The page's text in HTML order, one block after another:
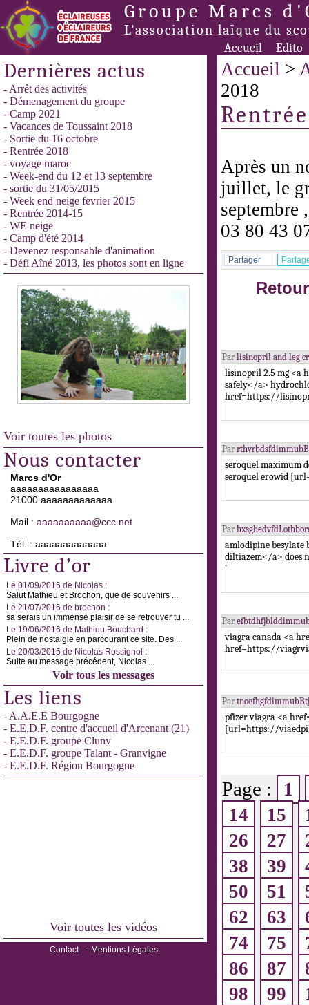
Groupe Marcs
L’association laïque du
Accueil Edito
Dernières actus
- Arrêt des activités
- Démenagement du groupe
- Camp 2021
- Vacances de Toussaint 2018
- Sortie du 16 octobre
- Rentrée 2018
- voyage maroc
- Week-end du 12 et 13 septembre
- sortie du 31/05/2015
- Week end neige fevrier 2015
- Rentrée 2014-15
- WE neige
- Camp d'été 2014
- Devenez responsable d'animation
- Défi Aîné 2013, les photos sont en ligne
Voir toutes les photos
Nous contacter
Marcs d'Or
aaaaaaaaaaaaaaaa
21000 aaaaaaaaaaaaa
Mail : aaaaaaaaaa@ccc.net
Tél. : aaaaaaaaaaaaa
Livre d’or
Le 01/09/2016 de Nicolas :
Salut Mathieu et Brochon, que de souvenirs ...
Le 21/07/2016 de brochon :
sa serais un immense plaisir de se retrouver tu ...
Le 19/06/2016 de Mathieu Bouchard :
Plein de nostalgie en parcourant ce site. Des ...
Le 20/03/2015 de Nicolas Rossignol :
Suite au message précédent, Nicolas ...
Voir tous les messages
Les liens
- A.A.E.E Bourgogne
- E.E.D.F. centre d'accueil d'Arcenant (21)
- E.E.D.F. groupe Cluny
- E.E.D.F. groupe Talant - Granvigne
- E.E.D.F. Région Bourgogne
Voir toutes les vidéos
Contact - Mentions Légales
Accueil >
2018
Après un
juillet, le
septembre
03 80 43
Partager
Par lisinopril and leg
lisinopril 2.5 mg <a
safely</a>
href=https://
Par
seroquel maximum
seroquel erowid
Par
amlodipine
diltiazem</a> does
’
Par
viagra canada <a
href=https://
Par
pfizer viagra <a
[url=https://
Page :
1
14
15
26
27
38
39
50
51
62
63
74
75
86
87
98
99